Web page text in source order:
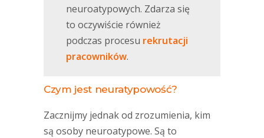
neuroatypowych. Zdarza się
to oczywiście również
podczas procesu rekrutacji
pracowników.
Czym jest neuratypowość?
Zacznijmy jednak od zrozumienia, kim
są osoby neuroatypowe. Są to